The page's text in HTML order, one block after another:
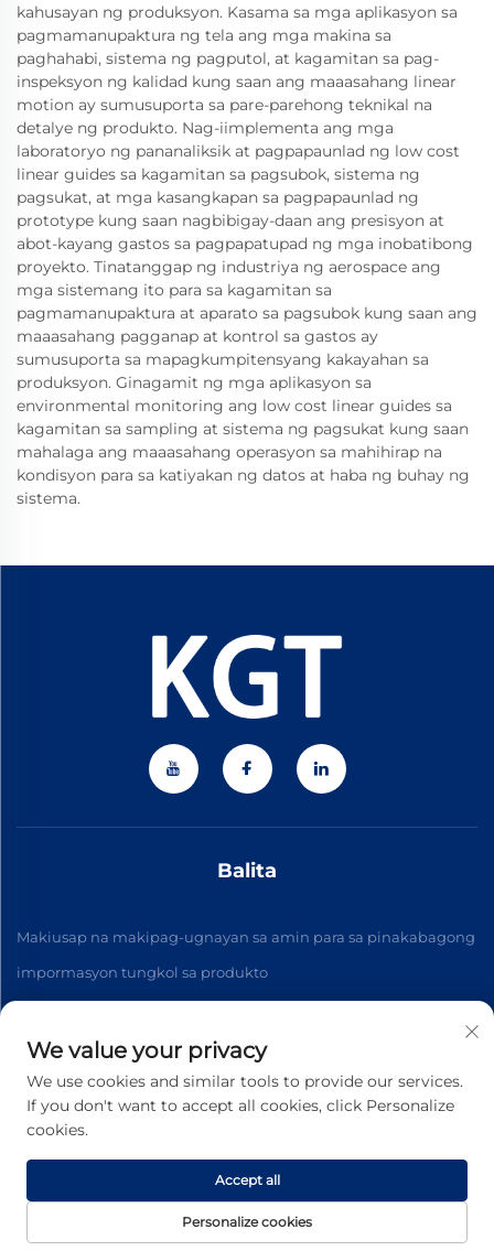
kahusayan ng produksyon. Kasama sa mga aplikasyon sa
pagmamanupaktura ng tela ang mga makina sa
paghahabi, sistema ng pagputol, at kagamitan sa pag-
inspeksyon ng kalidad kung saan ang maaasahang linear
motion ay sumusuporta sa pare-parehong teknikal na
detalye ng produkto. Nag-iimplementa ang mga
laboratoryo ng pananaliksik at pagpapaunlad ng low cost
linear guides sa kagamitan sa pagsubok, sistema ng
pagsukat, at mga kasangkapan sa pagpapaunlad ng
prototype kung saan nagbibigay-daan ang presisyon at
abot-kayang gastos sa pagpapatupad ng mga inobatibong
proyekto. Tinatanggap ng industriya ng aerospace ang
mga sistemang ito para sa kagamitan sa
pagmamanupaktura at aparato sa pagsubok kung saan ang
maaasahang pagganap at kontrol sa gastos ay
sumusuporta sa mapagkumpitensyang kakayahan sa
produksyon. Ginagamit ng mga aplikasyon sa
environmental monitoring ang low cost linear guides sa
kagamitan sa sampling at sistema ng pagsukat kung saan
mahalaga ang maaasahang operasyon sa mahihirap na
kondisyon para sa katiyakan ng datos at haba ng buhay ng
sistema.
Balita
Makiusap na makipag-ugnayan sa amin para sa pinakabagong
impormasyon tungkol sa produkto
Copyright © 2026 Zhejiang Jiateng Precision Technology
We value your privacy
We use cookies and similar tools to provide our services.
If you don't want to accept all cookies, click Personalize
cookies.
Personalize cookies
Accept all